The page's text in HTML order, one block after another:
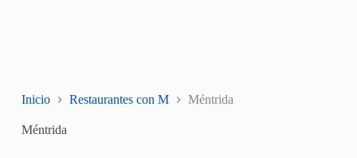
Inicio Restaurantes con M Méntrida
Méntrida